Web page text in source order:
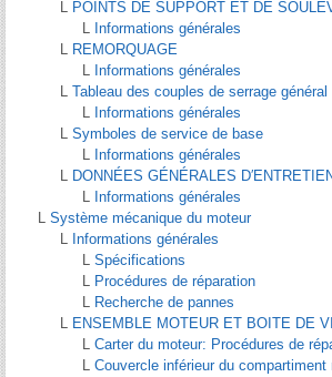
L POINTS DE SUPPORT ET DE
L Informations générales
L REMORQUAGE
L Informations générales
L Tableau des couples de serrage général
L Informations générales
L Symboles de service de base
L Informations générales
L DONNÉES GÉNÉRALES
L Informations générales
L Système mécanique du moteur
L Informations générales
L Spécifications
L Procédures de réparation
L Recherche de pannes
L ENSEMBLE MOTEUR ET BOITE DE
L Carter du moteur: Procédures de
L Couvercle inférieur du